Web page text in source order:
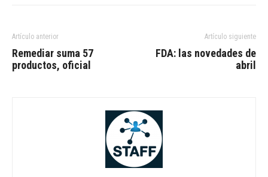
Artículo anterior
Remediar suma 57
productos, oficial
Artículo siguiente
FDA: las novedades de
abril